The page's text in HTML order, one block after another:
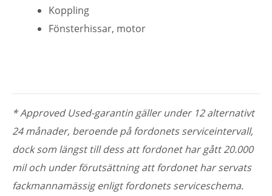
Koppling
Fönsterhissar, motor
* Approved Used-garantin gäller under 12 alternativt
24 månader, beroende på fordonets serviceintervall,
dock som längst till dess att fordonet har gått 20.000
mil och under förutsättning att fordonet har servats
fackmannamässig enligt fordonets serviceschema.